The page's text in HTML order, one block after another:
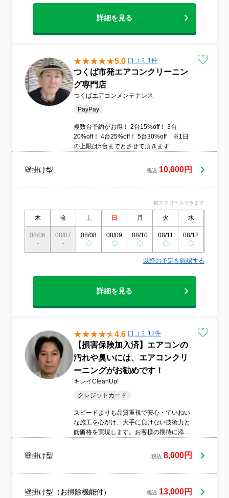
たいと考えております。ご不明点や気にな
相談ください。お一人おひとりのご要望に
寄り添い、最適なプランをご提案いたしま
詳細を見る
5.0 口コミ 1件
つくば市発エアコンクリーニン
グ専門店
つくばエアコンメンテナンス
PayPay
複数台予約がお得！ 2台15%off！ 3台
20%off！ 4台25%off！ 5台30%off ※1日
の上限は5台までとさせて頂きます
壁掛け型 税込 10,000円
横スクロールできます
木 金 土 日 月 火 水
08/06
-
08/07
-
08/08
〇
08/09
〇
08/10
〇
08/11
〇
08/12
〇
以降の予定を確認する
詳細を見る
4.6 口コミ 12件
【損害保険加入済】エアコンの
汚れや臭いには、エアコンクリ
ーニングがお勧めです！
キレイCleanUp!
クレジットカード
スピードよりも品質重視で安心・ていねい
な施工を心がけ、大手に負けない技術力と
低価格を実現します。お客様の期待に添う
いただけるサービスを提供します。床面な
ど傷つけないように養生を行って施工しま
壁掛け型 税込 8,000円
壁掛け型（お掃除機能付） 税込 13,000円